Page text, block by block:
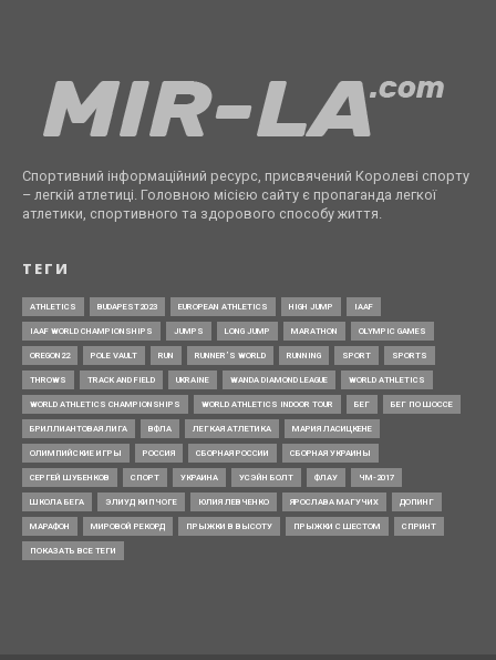
Спортивний інформаційний ресурс, присвячений Королеві спорту
– легкій атлетиці. Головною місією сайту є пропаганда легкої
атлетики, спортивного та здорового способу життя.
ТЕГИ
ATHLETICS BUDAPEST2023 EUROPEAN ATHLETICS HIGH JUMP IAAF
IAAF WORLD CHAMPIONSHIPS JUMPS LONG JUMP MARATHON OLYMPIC GAMES
OREGON22 POLE VAULT RUN RUNNER’S WORLD RUNNING SPORT SPORTS
THROWS TRACK AND FIELD UKRAINE WANDA DIAMOND LEAGUE WORLD ATHLETICS
WORLD ATHLETICS CHAMPIONSHIPS WORLD ATHLETICS INDOOR TOUR БЕГ БЕГ ПО ШОССЕ
БРИЛЛИАНТОВАЯ ЛИГА ВФЛА ЛЕГКАЯ АТЛЕТИКА МАРИЯ ЛАСИЦКЕНЕ
ОЛИМПИЙСКИЕ ИГРЫ РОССИЯ СБОРНАЯ РОССИИ СБОРНАЯ УКРАИНЫ
СЕРГЕЙ ШУБЕНКОВ СПОРТ УКРАИНА УСЭЙН БОЛТ ФЛАУ ЧМ-2017
ШКОЛА БЕГА ЭЛИУД КИПЧОГЕ ЮЛИЯ ЛЕВЧЕНКО ЯРОСЛАВА МАГУЧИХ ДОПИНГ
МАРАФОН МИРОВОЙ РЕКОРД ПРЫЖКИ В ВЫСОТУ ПРЫЖКИ С ШЕСТОМ СПРИНТ
ПОКАЗАТЬ ВСЕ ТЕГИ